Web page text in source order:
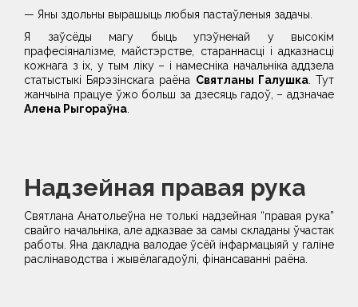
— Яны здольны вырашыць любыя пастаўленыя задачы.
Я заўсёды магу быць упэўненай у высокім
прафесіяналізме, майстэрстве, стараннасці і адказнасці
кожнага з іх, у тым ліку – і намесніка начальніка аддзела
статыстыкі Бярэзінскага раёна Святланы Галушка. Тут
жанчына працуе ўжо больш за дзесяць гадоў, – адзначае
Алена Рыгораўна.
Надзейная правая рука
Святлана Анатольеўна не толькі надзейная “правая рука”
свайго начальніка, але адказвае за самы складаны ўчастак
работы. Яна дакладна валодае ўсёй інфармацыяй у галіне
раслінаводства і жывёлагадоўлі, фінансаванні раёна.